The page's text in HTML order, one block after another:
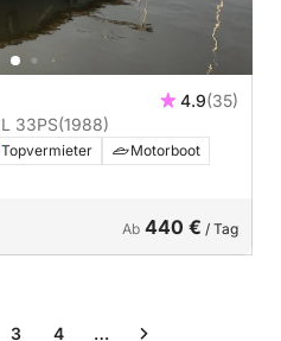
4.9(35)
Motorboot watercraft 8mXL 33PS(1988)
Topvermieter
Motorboot
Ab 440 € / Tag
3 4 …